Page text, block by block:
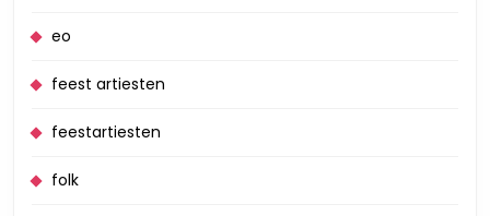
eo
feest artiesten
feestartiesten
folk